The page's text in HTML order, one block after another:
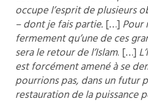
occupe l’esprit de plusieurs
– dont je fais partie.[…] Pour
fermement qu’une de ces
sera le retour de l’Islam. […]
est forcément amené à se
pourrions pas, dans un futur
restauration de la puissance